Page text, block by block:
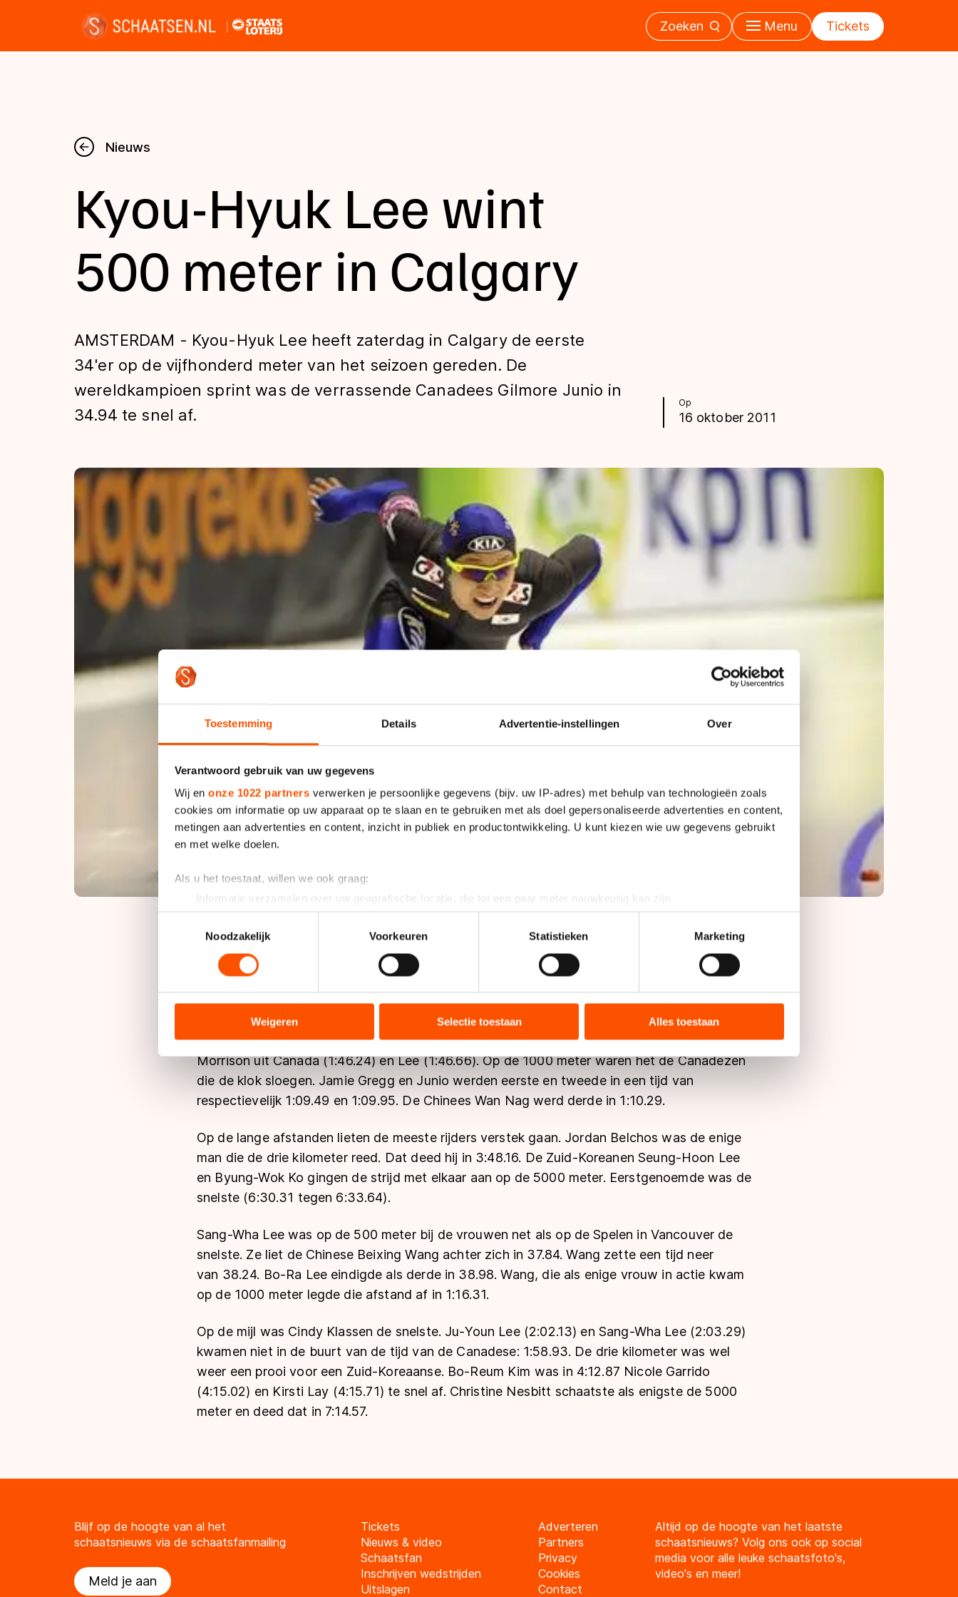
Toestemming Details Advertentie-instellingen Over
Verantwoord gebruik van uw gegevens
Wij en onze 1022 partners verwerken je persoonlijke gegevens (bijv. uw IP-adres) met behulp van technologieën zoals
cookies om informatie op uw apparaat op te slaan en te gebruiken met als doel gepersonaliseerde advertenties en content,
metingen aan advertenties en content, inzicht in publiek en productontwikkeling. U kunt kiezen wie uw gegevens gebruikt
en met welke doelen.
Als u het toestaat, willen we ook graag:
Informatie verzamelen over uw geografische locatie, die tot een paar meter nauwkeurig kan zijn
Uw apparaat identificeren door het actief te scannen op specifieke eigenschappen (fingerprinting)
Lees meer over hoe uw persoonlijke gegevens worden verwerkt en stel uw voorkeuren in het
detailgedeeltein. U kunt uw
toestemming op elk moment wijzigen of intrekken in de Cookieverklaring.
analyseren. We delen informatie over uw gebruik van onze site met onze partners voor social media, advertenties en
analyse. Zij kunnen deze combineren met andere gegevens die u aan hen heeft verstrekt of die zij hebben verzameld via
hun services. Sommige partners kunnen gegevens doorgeven aan landen buiten de EU, zoals de VS, waar mogelijk geen
adequaat beschermingsniveau geldt volgens de GDPR. Door op ‘Toestaan’ te klikken, stemt u in met deze overdracht.
Noodzakelijk
Voorkeuren Statistieken Marketing
Weigeren Selectie toestaan Alles toestaan
Zoeken Menu Tickets
Nieuws
Kalender
Disciplines
Uitslagen
Tijden & historie
De weg op
Olympische Spelen
Nieuws
Op
16 oktober 2011
Kyou-Hyuk Lee wint
500 meter in Calgary
AMSTERDAM - Kyou-Hyuk Lee heeft zaterdag in Calgary de eerste
34'er op de vijfhonderd meter van het seizoen gereden. De
wereldkampioen sprint was de verrassende Canadees Gilmore Junio in
34.94 te snel af.
zich. De olympisch kampioen op de afstand schaatste de halve kilometer in 35.22.
Mo was wel de snelste op de 1500 meter. Zijn tijd van 1:45.80 was te gortig voor Denny
Morrison uit Canada (1:46.24) en Lee (1:46.66). Op de 1000 meter waren het de Canadezen
die de klok sloegen. Jamie Gregg en Junio werden eerste en tweede in een tijd van
respectievelijk 1:09.49 en 1:09.95. De Chinees Wan Nag werd derde in 1:10.29.
Op de lange afstanden lieten de meeste rijders verstek gaan. Jordan Belchos was de enige
man die de drie kilometer reed. Dat deed hij in 3:48.16. De Zuid-Koreanen Seung-Hoon Lee
en Byung-Wok Ko gingen de strijd met elkaar aan op de 5000 meter. Eerstgenoemde was de
snelste (6:30.31 tegen 6:33.64).
Sang-Wha Lee was op de 500 meter bij de vrouwen net als op de Spelen in Vancouver de
snelste. Ze liet de Chinese Beixing Wang achter zich in 37.84. Wang zette een tijd neer
van 38.24. Bo-Ra Lee eindigde als derde in 38.98. Wang, die als enige vrouw in actie kwam
op de 1000 meter legde die afstand af in 1:16.31.
Op de mijl was Cindy Klassen de snelste. Ju-Youn Lee (2:02.13) en Sang-Wha Lee (2:03.29)
kwamen niet in de buurt van de tijd van de Canadese: 1:58.93. De drie kilometer was wel
weer een prooi voor een Zuid-Koreaanse. Bo-Reum Kim was in 4:12.87 Nicole Garrido
(4:15.02) en Kirsti Lay (4:15.71) te snel af. Christine Nesbitt schaatste als enigste de 5000
meter en deed dat in 7:14.57.
Blijf op de hoogte van al het
schaatsnieuws via de schaatsfanmailing
Meld je aan
Tickets
Nieuws & video
Schaatsfan
Inschrijven wedstrijden
Uitslagen
Adverteren
Partners
Privacy
Cookies
Contact
Altijd op de hoogte van het laatste
schaatsnieuws? Volg ons ook op social
media voor alle leuke schaatsfoto's,
video's en meer!